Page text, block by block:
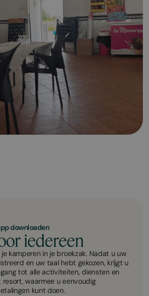
downloaden
iedereen
kamperen in je broekzak. Nadat u uw
en uw taal hebt gekozen, krijgt u
tot alle activiteiten, diensten en
waarmee u eenvoudig
kunt doen.